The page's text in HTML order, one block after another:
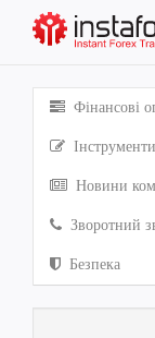
Фінансові
Новини
Зворотний
Безпека